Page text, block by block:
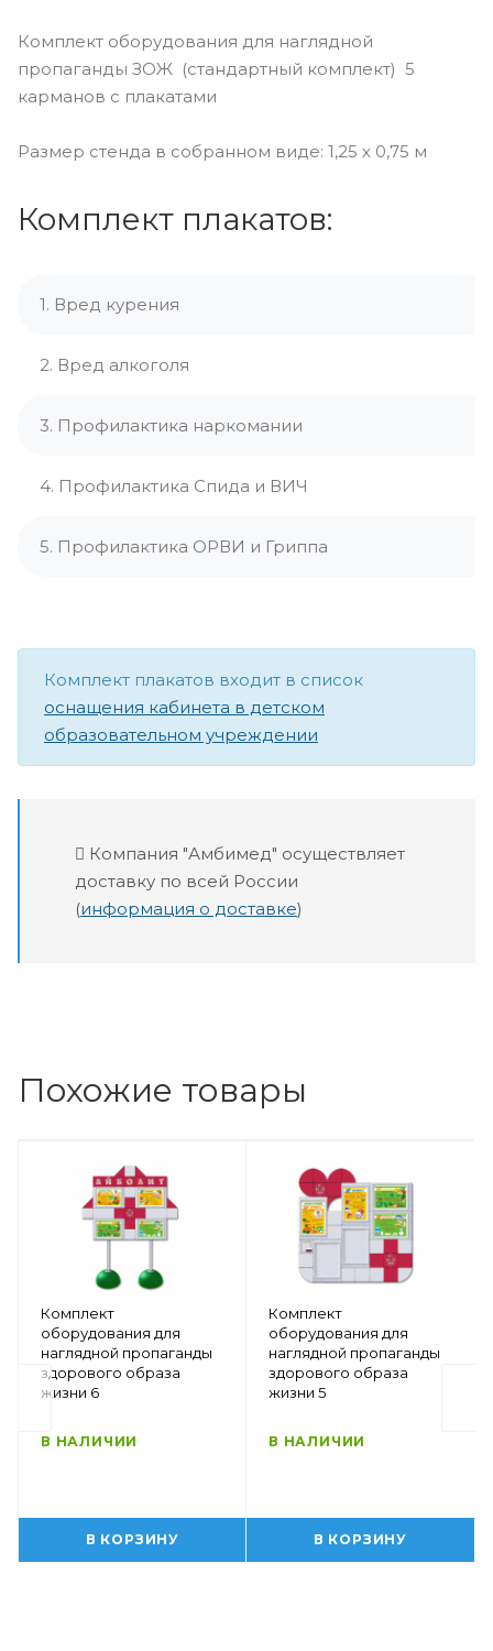
Комплект оборудования для наглядной
пропаганды ЗОЖ (стандартный комплект) 5
карманов с плакатами
Размер стенда в собранном виде: 1,25 х 0,75 м
Комплект плакатов:
1. Вред курения
2. Вред алкоголя
3. Профилактика наркомании
4. Профилактика Спида и ВИЧ
5. Профилактика ОРВИ и Гриппа
Комплект плакатов входит в список
оснащения кабинета в детском
образовательном учреждении
Компания "Амбимед" осуществляет
доставку по всей России
(информация о доставке)
Похожие товары
Комплект
оборудования для
наглядной пропаганды
здорового образа
жизни 6
В НАЛИЧИИ
В КОРЗИНУ
Комплект
оборудования для
наглядной пропаганды
здорового образа
жизни 5
В НАЛИЧИИ
В КОРЗИНУ